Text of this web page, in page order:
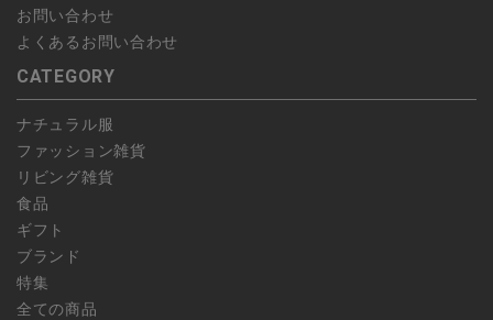
お問い合わせ
よくあるお問い合わせ
CATEGORY
ナチュラル服
ファッション雑貨
リビング雑貨
食品
ギフト
ブランド
特集
全ての商品